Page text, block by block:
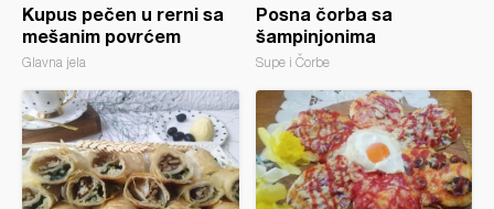
Kupus pečen u rerni sa
mešanim povrćem
Glavna jela
Posna čorba sa
šampinjonima
Supe i Čorbe